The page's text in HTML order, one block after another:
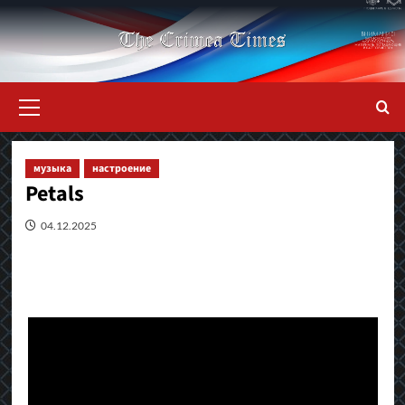
Перейти
к
содержимому
меню
музыка настроение
Petals
04.12.2025